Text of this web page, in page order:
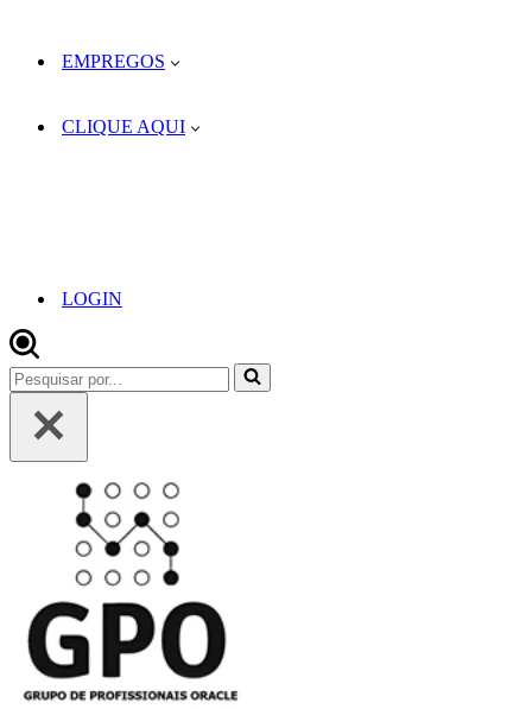
EMPREGOS
CLIQUE AQUI
LOGIN
Pesquisar
por...